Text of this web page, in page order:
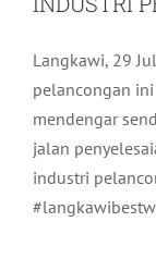
Langkawi, 29
pelancongan
mendengar
jalan
industri